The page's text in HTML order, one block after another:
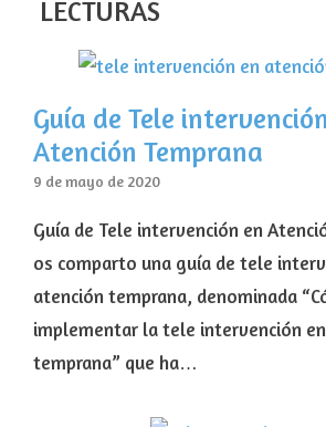
LECTURAS
Guía de Tele
Atención Temprana
9 de mayo de 2020
Guía de Tele intervención en
os comparto una guía de tele
atención temprana, denominada
implementar la tele intervención
temprana” que ha…